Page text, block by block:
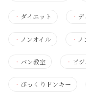
・ ダイエット ・
・ ノンオイル ・
・ パン教室 ・ ビ
・ びっくりドンキー